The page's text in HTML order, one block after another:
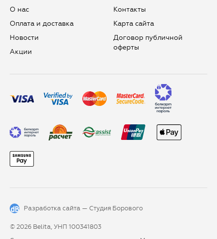
О нас
Оплата и доставка
Новости
Aкции
Контакты
Карта сайта
Договор публичной
оферты
Разработка сайта — Студия Борового
© 2026 Belita, УНП 100341803